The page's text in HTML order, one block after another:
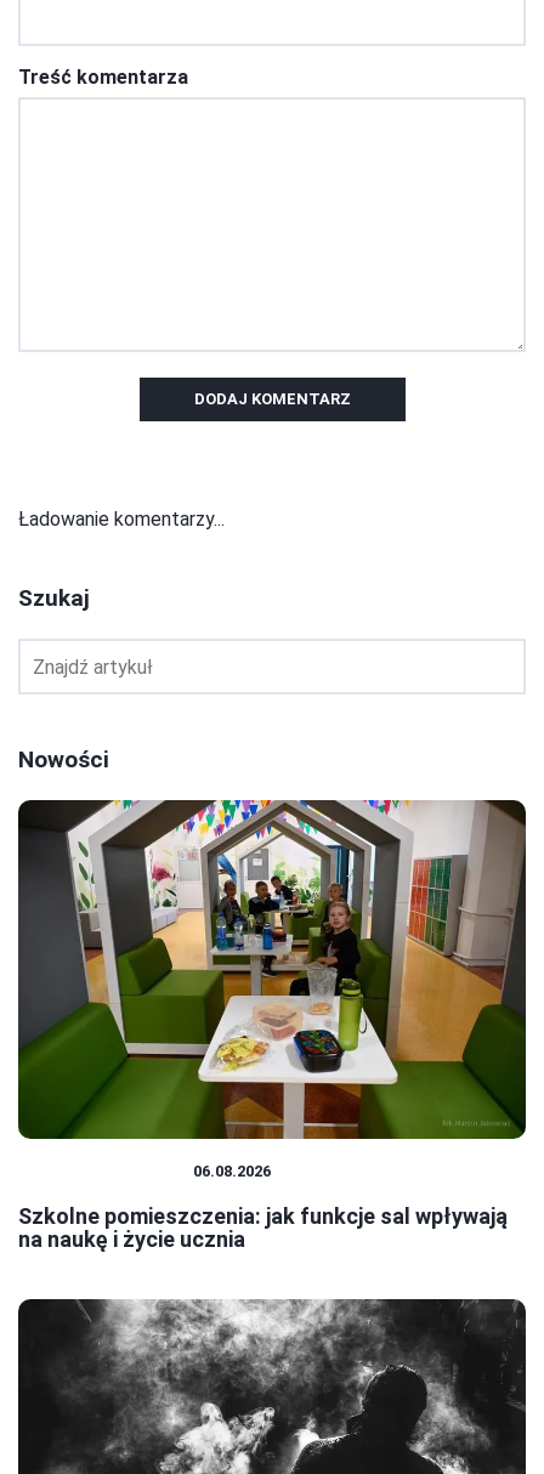
Treść komentarza
DODAJ KOMENTARZ
Ładowanie komentarzy...
Szukaj
Nowości
06.08.2026
Szkolne pomieszczenia: jak funkcje sal wpływają
na naukę i życie ucznia